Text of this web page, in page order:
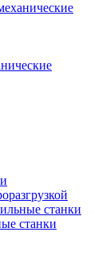
станки
станки